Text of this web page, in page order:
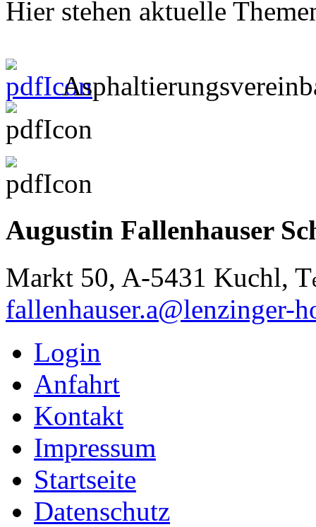
Hier stehen aktuelle
Augustin Fallenhauser
Markt 50, A-5431 Kuchl, T
fallenhauser.a@lenzinger-
Login
Anfahrt
Kontakt
Impressum
Startseite
Datenschutz